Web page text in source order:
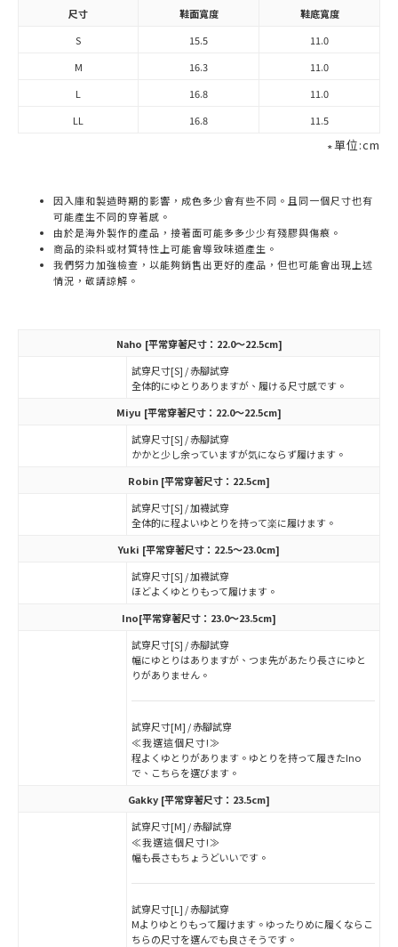
尺寸 鞋面寬度
鞋底寬度
S
15.5
11.0
M
16.3
11.0
L
16.8
11.0
LL
16.8 11.5
∗單位:cm
因入庫和製造時期的影響，成色多少會有些不同。且同一個尺寸也有
可能產生不同的穿著感。
由於是海外製作的產品，接著面可能多多少少有殘膠與傷痕。
商品的染料或材質特性上可能會導致味道產生。
我們努力加強檢查，以能夠銷售出更好的產品，但也可能會出現上述
情況，敬請諒解。
Naho [平常穿著尺寸：22.0～22.5cm]
試穿尺寸[S] / 赤腳試穿
全体的にゆとりありますが、履ける尺寸感です。
Miyu [平常穿著尺寸：22.0～22.5cm]
試穿尺寸[S] / 赤腳試穿
かかと少し余っていますが気にならず履けます。
Robin [平常穿著尺寸：22.5cm]
試穿尺寸[S] / 加襪試穿
全体的に程よいゆとりを持って楽に履けます。
Yuki [平常穿著尺寸：22.5～23.0cm]
試穿尺寸[S] / 加襪試穿
ほどよくゆとりもって履けます。
Ino[平常穿著尺寸：23.0～23.5cm]
試穿尺寸[S] / 赤腳試穿
幅にゆとりはありますが、つま先があたり長さにゆと
りがありません。
試穿尺寸[M] / 赤腳試穿
≪我選這個尺寸!≫
程よくゆとりがあります。ゆとりを持って履きたIno
で、こちらを選びます。
Gakky [平常穿著尺寸：23.5cm]
試穿尺寸[M] / 赤腳試穿
≪我選這個尺寸!≫
幅も長さもちょうどいいです。
試穿尺寸[L] / 赤腳試穿
Mよりゆとりもって履けます。ゆったりめに履くならこ
ちらの尺寸を選んでも良さそうです。